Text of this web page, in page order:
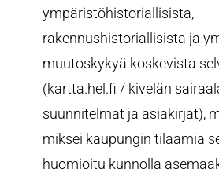
ympäristöhistoriallisista,
rakennushistoriallisista ja
muutoskykyä koskevista
(kartta.hel.fi / kivelän
suunnitelmat ja asiakirjat),
miksei kaupungin tilaamia
huomioitu kunnolla